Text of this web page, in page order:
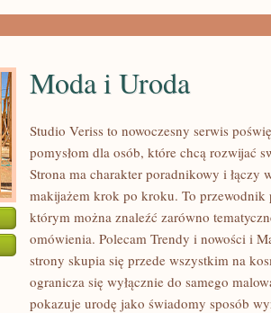
Moda i Uroda
Studio Veriss to nowoczesny serwis
pomysłom dla osób, które chcą rozwijać
Strona ma charakter poradnikowy i łączy
makijażem krok po kroku. To
którym można znaleźć zarówno
omówienia. Polecam Trendy i nowości i
strony skupia się przede wszystkim na
ogranicza się wyłącznie do samego
pokazuje urodę jako świadomy sposób